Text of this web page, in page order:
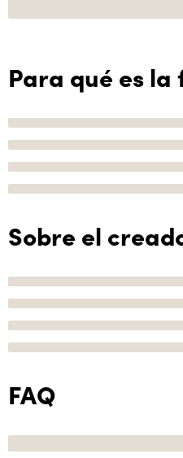
Para qué es
Sobre el
FAQ